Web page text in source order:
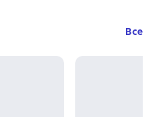
Все